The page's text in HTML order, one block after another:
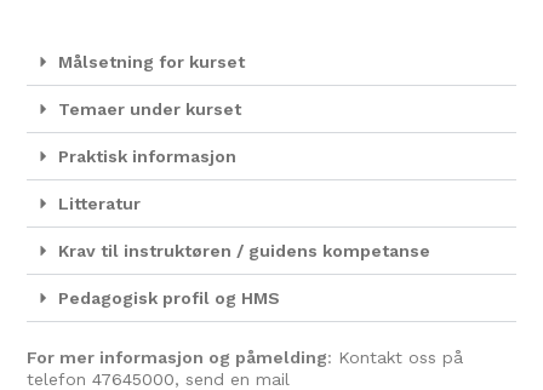
Målsetning for kurset
Temaer under kurset
Praktisk informasjon
Litteratur
Krav til instruktøren / guidens kompetanse
Pedagogisk profil og HMS
For mer informasjon og påmelding: Kontakt oss på
telefon47645000, send en mail